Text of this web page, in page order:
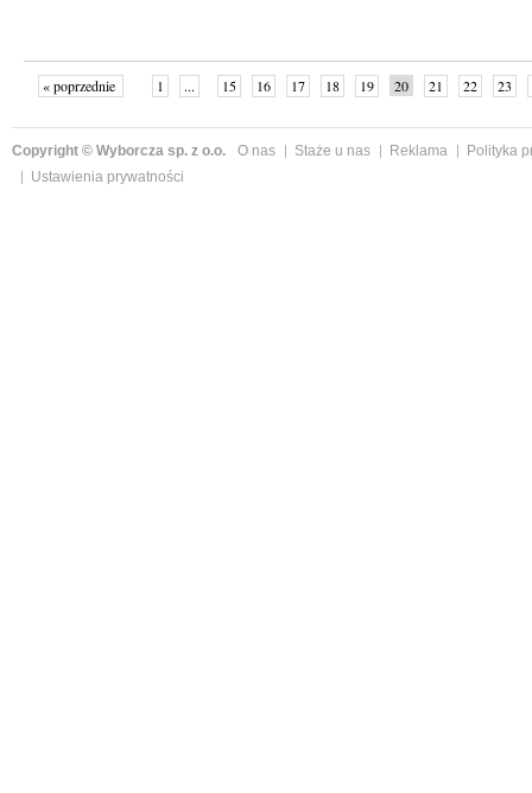
« poprzednie 1 ... 15 16 17 18 19 20 21 22 23
Copyright © Wyborcza sp. z o.o. O nas Staże u nas Reklama
Polityka
Ustawienia prywatności